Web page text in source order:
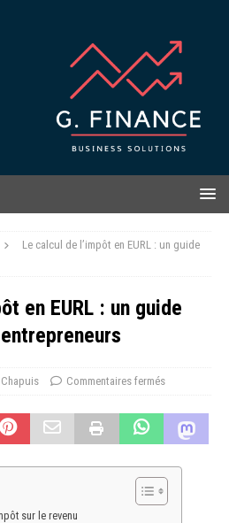
Le calcul de l’impôt en EURL : un guide
en EURL : un guide
Commentaires fermés
sur le revenu